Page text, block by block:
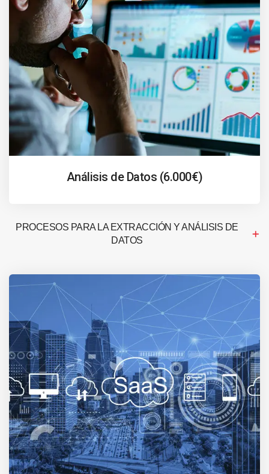
Análisis de Datos (6.000€)
PROCESOS PARA LA EXTRACCIÓN Y ANÁLISIS DE
DATOS